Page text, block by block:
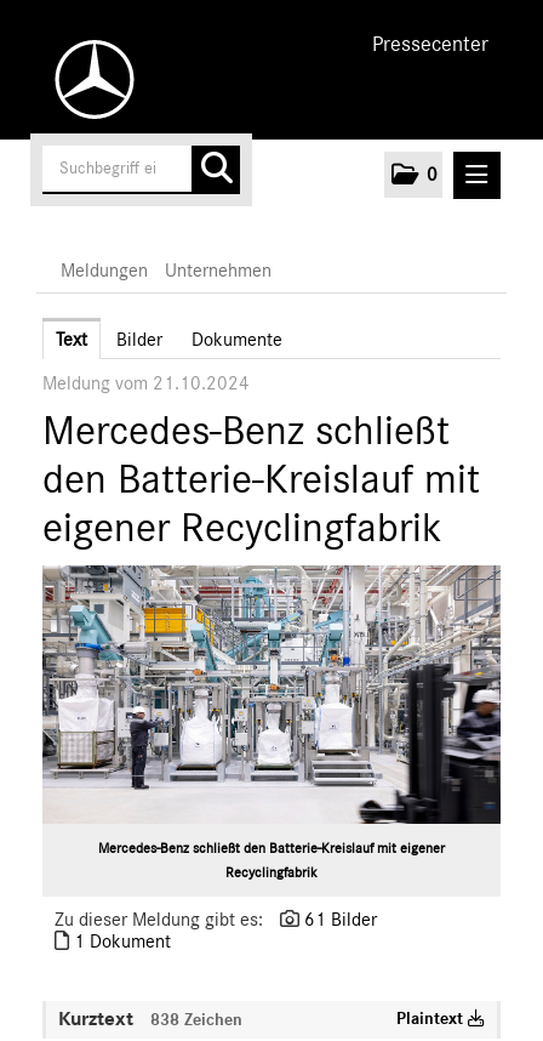
Pressecenter
0
Unternehmen
Marken & Produkte
MEDIA
ÜBER UNS
ANSPRECHPARTNER
Meldungen Unternehmen
Text Bilder Dokumente
Meldung vom 21.10.2024
Mercedes-Benz schließt
den Batterie-Kreislauf mit
eigener Recyclingfabrik
Mercedes-Benz schließt den Batterie-Kreislauf mit eigener
Recyclingfabrik
Zu dieser Meldung gibt es:
61 Bilder
1 Dokument
Kurztext 838 Zeichen Plaintext